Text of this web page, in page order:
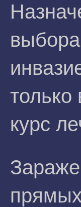
только
курс